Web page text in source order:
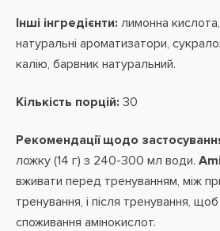
Інші інгредієнти: лимонна
натуральні ароматизатори,
калію, барвник натуральний.
Кількість порцій: 30
Рекомендації щодо
ложку (14 г) з 240-300 мл води.
вживати перед тренуванням, між
тренування, і після тренування,
споживання амінокислот.